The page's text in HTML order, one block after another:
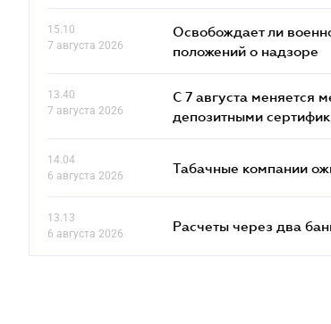
15.10
7 августа 2026
Освобождает ли
положений о надзоре
13.40
7 августа 2026
С 7 августа меняется
депозитными
14.04
6 августа 2026
Табачные компании
13.13
6 августа 2026
Расчеты через два